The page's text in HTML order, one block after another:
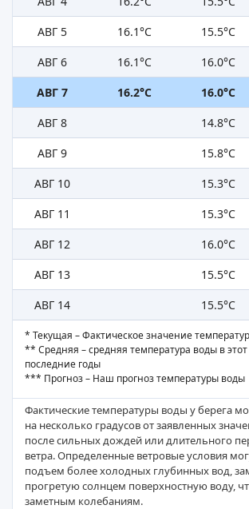
АВГ 5
16.1°C
15.5°C
АВГ 6
16.1°C
16.0°C
АВГ 7
16.2°C 16.0°C
АВГ 8
14.8°C
АВГ 9
15.8°C
АВГ 10
15.3°C
АВГ 11
15.3°C
АВГ 12
16.0°C
АВГ 13
15.5°C
АВГ 14
15.5°C
* Текущая – Фактическое значение
** Средняя – средняя температура воды в этот
последние годы
*** Прогноз – Наш прогноз температуры воды
Фактические температуры воды у берега
на несколько градусов от заявленных
после сильных дождей или длительного
ветра. Определенные ветровые условия
подъем более холодных глубинных вод,
прогретую солнцем поверхностную воду,
заметным колебаниям.